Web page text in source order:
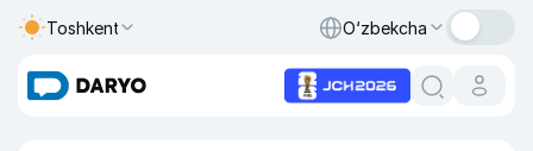
Toshkent O‘zbekcha